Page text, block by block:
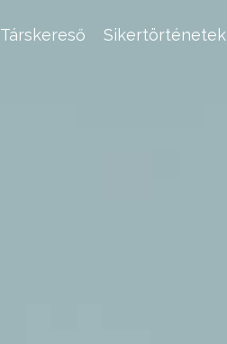
Társkereső Sikertörténetek